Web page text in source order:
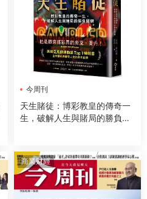
今周刊
天生賭徒：博彩教皇的傳奇一
生，破解人生與賭局的勝負關
商業财經